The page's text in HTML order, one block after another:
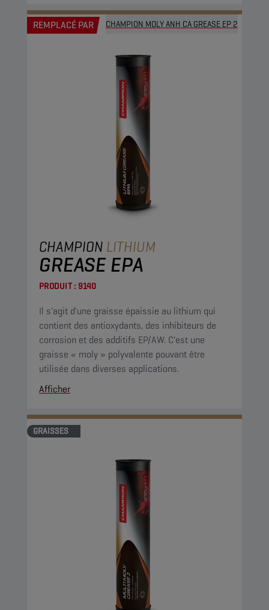
REMPLACÉ PAR CHAMPION MOLY ANH CA GREASE EP 2
CHAMPION LITHIUM
GREASE EPA
PRODUIT : 9140
Il s'agit d'une graisse épaissie au lithium qui
contient des antioxydants, des inhibiteurs de
corrosion et des additifs EP/AW. C'est une
graisse « moly » polyvalente pouvant être
utilisée dans diverses applications.
Afficher
GRAISSES